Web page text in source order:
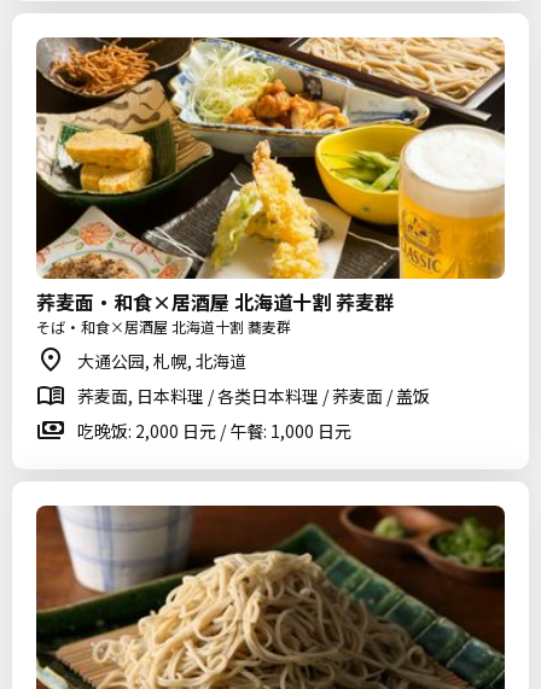
荞麦面・和食×居酒屋 北海道十割 荞麦群
そば・和食×居酒屋 北海道十割 蕎麦群
大通公园, 札幌, 北海道
荞麦面, 日本料理 / 各类日本料理 / 荞麦面 / 盖饭
吃晚饭: 2,000 日元 / 午餐: 1,000 日元